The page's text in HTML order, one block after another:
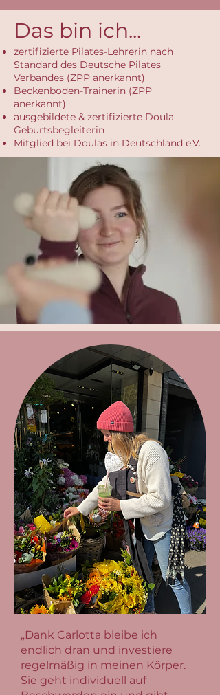
Das bin ich...
zertifizierte Pilates-Lehrerin nach
Standard des Deutsche Pilates
Verbandes (ZPP anerkannt)
Beckenboden-Trainerin (ZPP
anerkannt)
ausgebildete & zertifizierte Doula
Geburtsbegleiterin
Mitglied bei Doulas in Deutschland e.V.
„Dank Carlotta bleibe ich
endlich dran und investiere
regelmäßig in meinen Körper.
Sie geht individuell auf